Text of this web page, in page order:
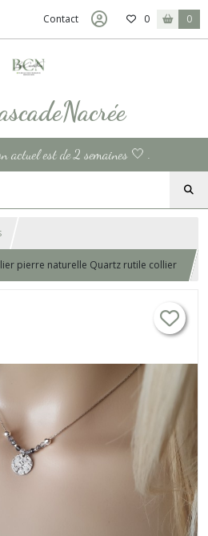
Contact 0 0
actuel est de 2 semaines 🤍 .
pierre naturelle Quartz rutile collier